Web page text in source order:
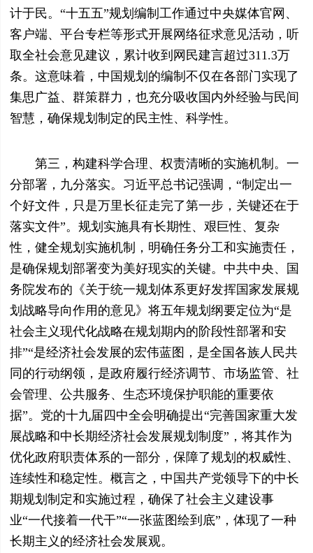
计于民。“十五五”规划编制工作通过中央媒体官网、
客户端、平台专栏等形式开展网络征求意见活动，听
取全社会意见建议，累计收到网民建言超过311.3万
条。这意味着，中国规划的编制不仅在各部门实现了
集思广益、群策群力，也充分吸收国内外经验与民间
智慧，确保规划制定的民主性、科学性。
第三，构建科学合理、权责清晰的实施机制。一
分部署，九分落实。习近平总书记强调，“制定出一
个好文件，只是万里长征走完了第一步，关键还在于
落实文件”。规划实施具有长期性、艰巨性、复杂
性，健全规划实施机制，明确任务分工和实施责任，
是确保规划部署变为美好现实的关键。中共中央、国
务院发布的《关于统一规划体系更好发挥国家发展规
划战略导向作用的意见》将五年规划纲要定位为“是
社会主义现代化战略在规划期内的阶段性部署和安
排”“是经济社会发展的宏伟蓝图，是全国各族人民共
同的行动纲领，是政府履行经济调节、市场监管、社
会管理、公共服务、生态环境保护职能的重要依
据”。党的十九届四中全会明确提出“完善国家重大发
展战略和中长期经济社会发展规划制度”，将其作为
优化政府职责体系的一部分，保障了规划的权威性、
连续性和稳定性。概言之，中国共产党领导下的中长
期规划制定和实施过程，确保了社会主义建设事
业“一代接着一代干”“一张蓝图绘到底”，体现了一种
长期主义的经济社会发展观。